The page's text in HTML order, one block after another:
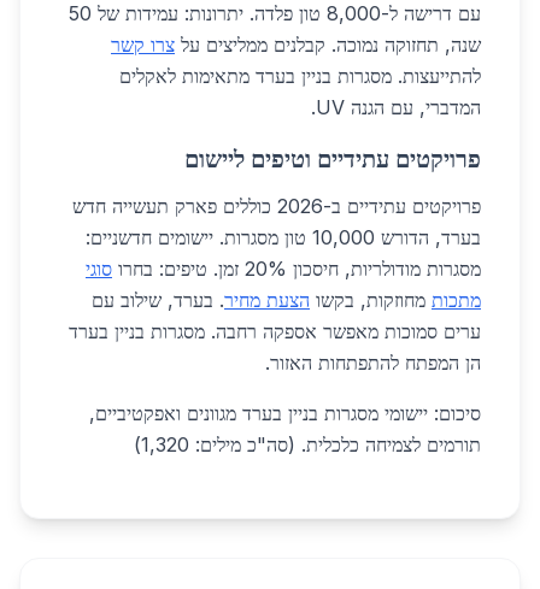
עם דרישה ל-8,000 טון פלדה. יתרונות: עמידות של 50
שנה, תחזוקה נמוכה. קבלנים ממליצים על צרו קשר
להתייעצות. מסגרות בניין בערד מתאימות לאקלים
המדברי, עם הגנה UV.
פרויקטים עתידיים וטיפים ליישום
פרויקטים עתידיים ב-2026 כוללים פארק תעשייה חדש
בערד, הדורש 10,000 טון מסגרות. יישומים חדשניים:
מסגרות מודולריות, חיסכון 20% זמן. טיפים: בחרו
סוגי
מתכות מחוזקות, בקשו הצעת מחיר. בערד, שילוב עם
ערים סמוכות מאפשר אספקה רחבה. מסגרות בניין בערד
הן המפתח להתפתחות האזור.
סיכום: יישומי מסגרות בניין בערד מגוונים ואפקטיביים,
תורמים לצמיחה כלכלית. (סה"כ מילים: 1,320)